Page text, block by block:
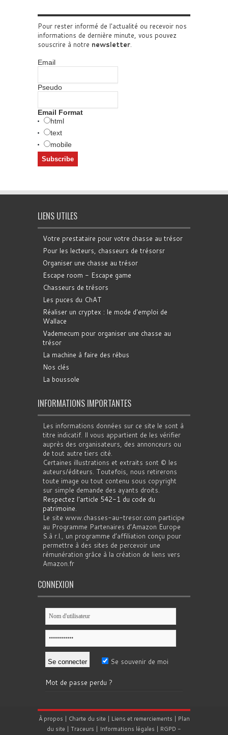
Pour rester informé de l'actualité ou recevoir nos
informations de dernière minute, vous pouvez
souscrire à notre newsletter.
Email
Pseudo
Email Format
html
text
mobile
LIENS UTILES
Votre prestataire pour votre chasse au trésor
Pour les lecteurs, chasseurs de trésorsr
Organiser une chasse au trésor
Escape room - Escape game
Chasseurs de trésors
Les puces du ChAT
Réaliser un cryptex : le mode d'emploi de
Wallace
Vademecum pour organiser une chasse au
trésor
La machine à faire des rébus
Nos clés
La boussole
INFORMATIONS IMPORTANTES
Les informations données sur ce site le sont à
titre indicatif. Il vous appartient de les vérifier
auprès des organisateurs, des annonceurs ou
de tout autre tiers cité.
Certaines illustrations et extraits sont © les
auteurs/éditeurs. Toutefois, nous retirerons
toute image ou tout contenu sous copyright
sur simple demande des ayants droits.
Respectez l'article 542-1 du code du
patrimoine.
Le site www.chasses-au-tresor.com participe
au Programme Partenaires d’Amazon Europe
S.à r.l., un programme d’affiliation conçu pour
permettre à des sites de percevoir une
rémunération grâce à la création de liens vers
Amazon.fr
CONNEXION
Se souvenir de moi
Mot de passe perdu ?
À propos | Charte du site | Liens et remerciements | Plan
du site | Traceurs | Informations légales | RGPD -